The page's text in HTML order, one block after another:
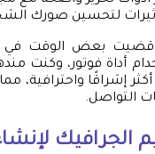
لتحسين صورك
بعض الوقت في
أداة فوتور، وكنت
إشراقًا واحترافية،
التواصل.
الجرافيك